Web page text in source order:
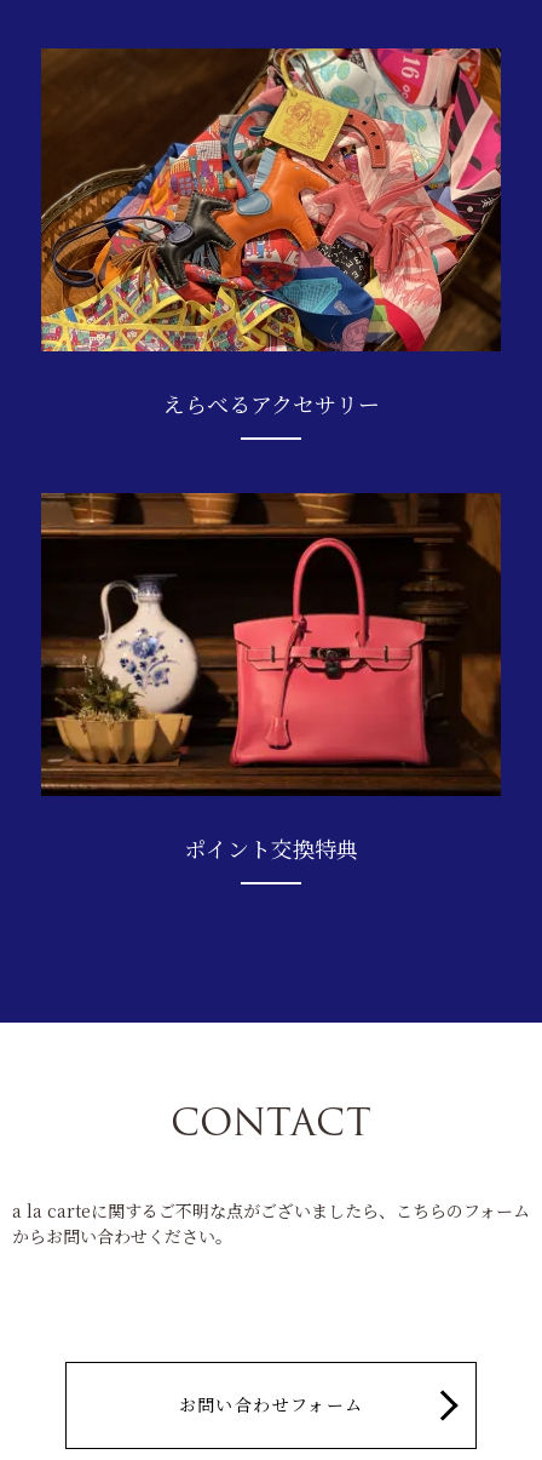
えらべるアクセサリー
ポイント交換特典
CONTACT
a la carteに関するご不明な点がございましたら、こちらのフォーム
からお問い合わせください。
お問い合わせフォーム